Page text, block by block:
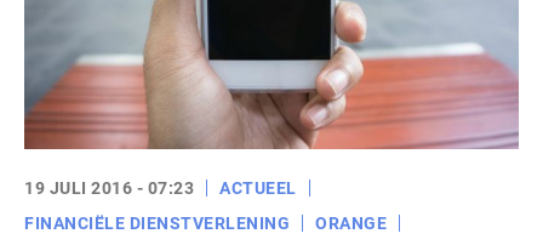
19 JULI 2016 - 07:23
ACTUEEL
FINANCIËLE DIENSTVERLENING
ORANGE